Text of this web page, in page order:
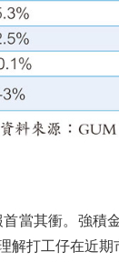
當其衝。強積
解打工仔在近